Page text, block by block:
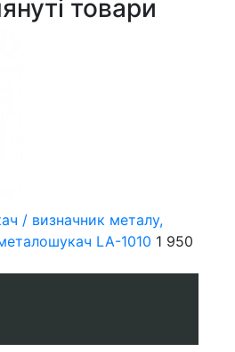
товари
/ визначник металу,
LA-1010 1 950